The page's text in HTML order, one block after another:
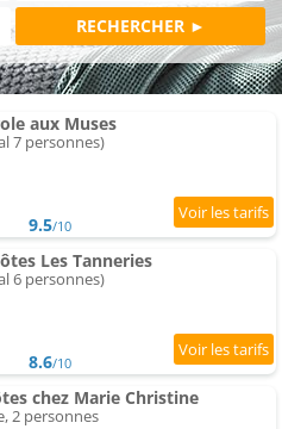
aux Muses
7 personnes)
9.5/10
Les Tanneries
6 personnes)
8.6/10
chez Marie Christine
2 personnes